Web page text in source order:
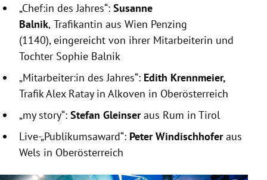
„Chef:in des Jahres“: Susanne
Balnik, Trafikantin aus Wien Penzing
(1140), eingereicht von ihrer Mitarbeiterin und
Tochter Sophie Balnik
„Mitarbeiter:in des Jahres“: Edith Krennmeier,
Trafik Alex Ratay in Alkoven in Oberösterreich
„my story“: Stefan Gleinseraus Rum in Tirol
Live-„Publikumsaward“: Peter Windischhoferaus
Wels in Oberösterreich